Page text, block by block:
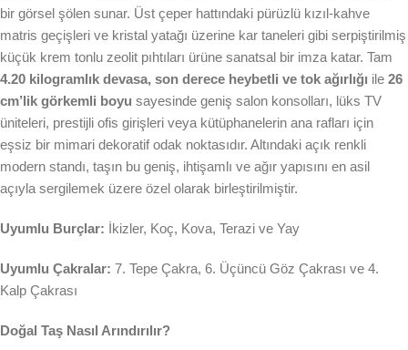
bir görsel şölen sunar. Üst çeper hattındaki pürüzlü kızıl-kahve
matris geçişleri ve kristal yatağı üzerine kar taneleri gibi serpiştirilmiş
küçük krem tonlu zeolit pıhtıları ürüne sanatsal bir imza katar. Tam
4.20 kilogramlık devasa, son derece heybetli ve tok ağırlığı ile 26
cm’lik görkemli boyu sayesinde geniş salon konsolları, lüks TV
üniteleri, prestijli ofis girişleri veya kütüphanelerin ana rafları için
eşsiz bir mimari dekoratif odak noktasıdır. Altındaki açık renkli
modern standı, taşın bu geniş, ihtişamlı ve ağır yapısını en asil
açıyla sergilemek üzere özel olarak birleştirilmiştir.
Uyumlu Burçlar: İkizler, Koç, Kova, Terazi ve Yay
Uyumlu Çakralar: 7. Tepe Çakra, 6. Üçüncü Göz Çakrası ve 4.
Kalp Çakrası
Doğal Taş Nasıl Arındırılır?